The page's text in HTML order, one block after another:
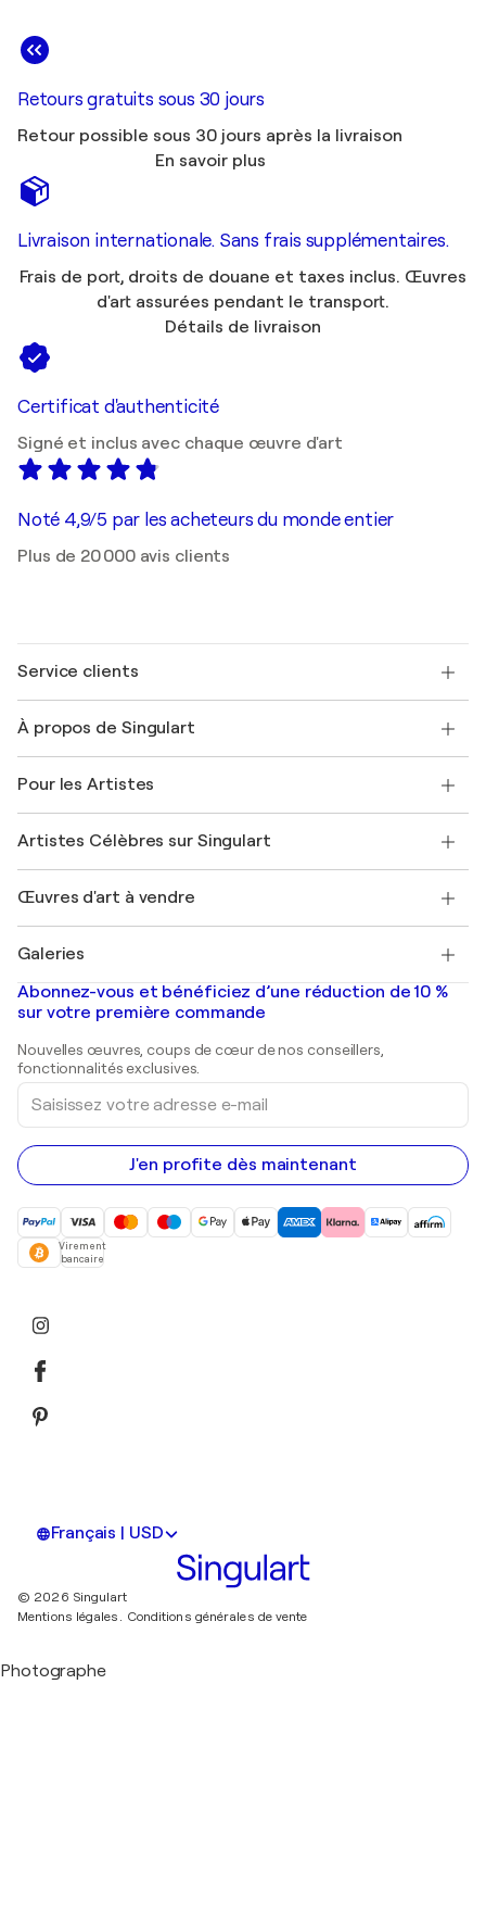
Retours gratuits sous 30 jours
Retour possible sous 30 jours après la livraison
En savoir plus
Livraison internationale. Sans frais supplémentaires.
Frais de port, droits de douane et taxes inclus. Œuvres
d'art assurées pendant le transport.
Détails de livraison
Certificat d'authenticité
Signé et inclus avec chaque œuvre d'art
Noté 4,9/5 par les acheteurs du monde entier
Plus de 20 000 avis clients
Service clients
Expédition
Offrir une carte cadeau
Rejoignez notre programme commercial
Mon compte
+33 1 76 44 06 42
À propos de Singulart
FAQ
Magazine Singulart
Emplois
Découvrez une sélection d'art original
Pour les Artistes
Se connecter en tant qu'Artiste
Artistes Célèbres sur Singulart
Marc Chagall
Banksy
Mr. Brainwash
Shepard Fairey
Œuvres d'art à vendre
Tableaux abstraits à vendre
Peintures de paysage
Estampes
Peintures acryliques
Galeries
Galeries d'art en France
Galeries d'art en Belgique
Abonnez-vous et bénéficiez d’une réduction de 10 %
sur votre première commande
Nouvelles œuvres, coups de cœur de nos conseillers,
fonctionnalités exclusives.
Saisissez
votre
adresse
e-
mail
J'en profite dès maintenant
Virement
bancaire
Français | USD
© 2026 Singulart
Mentions légales. Conditions générales de vente
Photographe